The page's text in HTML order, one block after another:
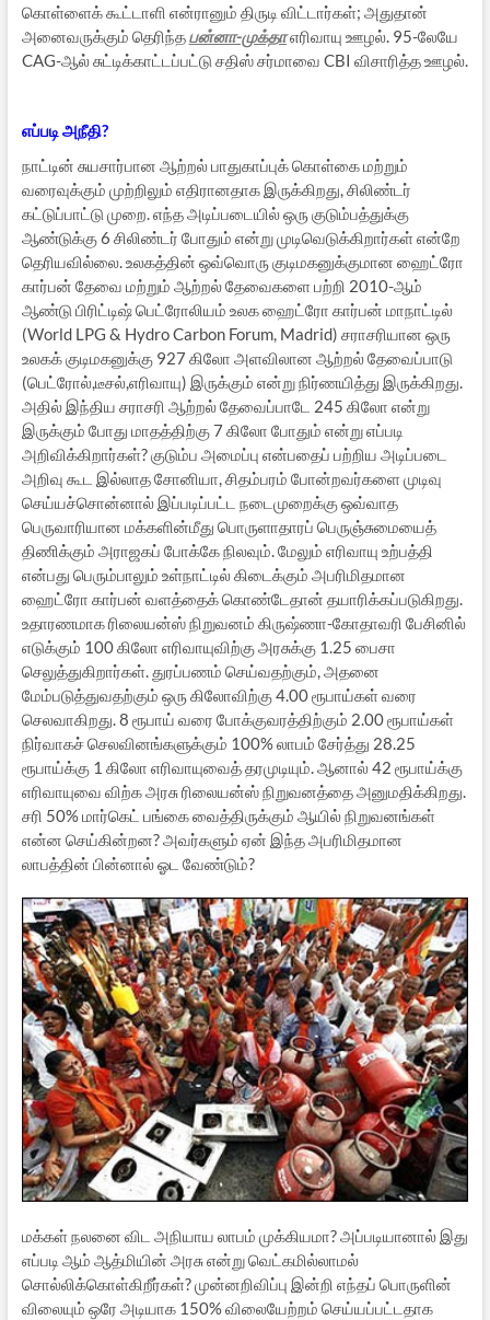
கொள்ளைக் கூட்டாளி என்ரானும் திருடி விட்டார்கள்; அதுதான்
அனைவருக்கும் தெரிந்தபன்னா-முக்தாஎரிவாயு ஊழல். 95-லேயே
CAG-ஆல் சுட்டிக்காட்டப்பட்டு சதிஸ் சர்மாவை CBI விசாரித்த ஊழல்.
எப்படி அநீதி?
நாட்டின் சுயசார்பான ஆற்றல் பாதுகாப்புக் கொள்கை மற்றும்
வரைவுக்கும் முற்றிலும் எதிரானதாக இருக்கிறது, சிலிண்டர்
கட்டுப்பாட்டு முறை. எந்த அடிப்படையில் ஒரு குடும்பத்துக்கு
ஆண்டுக்கு 6 சிலிண்டர் போதும் என்று முடிவெடுக்கிறார்கள் என்றே
தெரியவில்லை. உலகத்தின் ஒவ்வொரு குடிமகனுக்குமான ஹைட்ரோ
கார்பன் தேவை மற்றும் ஆற்றல் தேவைகளை பற்றி 2010-ஆம்
ஆண்டு பிரிட்டிஷ் பெட்ரோலியம் உலக ஹைட்ரோ கார்பன் மாநாட்டில்
(World LPG & Hydro Carbon Forum, Madrid) சராசரியான ஒரு
உலகக் குடிமகனுக்கு 927 கிலோ அளவிலான ஆற்றல் தேவைப்பாடு
(பெட்ரோல்,டீசல்,எரிவாயு) இருக்கும் என்று நிர்ணயித்து இருக்கிறது.
அதில் இந்திய சராசரி ஆற்றல் தேவைப்பாடே 245 கிலோ என்று
இருக்கும் போது மாதத்திற்கு 7 கிலோ போதும் என்று எப்படி
அறிவிக்கிறார்கள்? குடும்ப அமைப்பு என்பதைப் பற்றிய அடிப்படை
அறிவு கூட இல்லாத சோனியா, சிதம்பரம் போன்றவர்களை முடிவு
செய்யச்சொன்னால் இப்படிப்பட்ட நடைமுறைக்கு ஒவ்வாத
பெருவாரியான மக்களின்மீது பொருளாதாரப் பெருஞ்சுமையைத்
திணிக்கும் அராஜகப் போக்கே நிலவும். மேலும் எரிவாயு உற்பத்தி
என்பது பெரும்பாலும் உள்நாட்டில் கிடைக்கும் அபரிமிதமான
ஹைட்ரோ கார்பன் வளத்தைக் கொண்டேதான் தயாரிக்கப்படுகிறது.
உதாரணமாக ரிலையன்ஸ் நிறுவனம் கிருஷ்ணா-கோதாவரி பேசினில்
எடுக்கும் 100 கிலோ எரிவாயுவிற்கு அரசுக்கு 1.25 பைசா
செலுத்துகிறார்கள். துரப்பணம் செய்வதற்கும், அதனை
மேம்படுத்துவதற்கும் ஒரு கிலோவிற்கு 4.00 ரூபாய்கள் வரை
செலவாகிறது. 8 ரூபாய் வரை போக்குவரத்திற்கும் 2.00 ரூபாய்கள்
நிர்வாகச் செலவினங்களுக்கும் 100% லாபம் சேர்த்து 28.25
ரூபாய்க்கு 1 கிலோ எரிவாயுவைத் தரமுடியும். ஆனால் 42 ரூபாய்க்கு
எரிவாயுவை விற்க அரசு ரிலையன்ஸ் நிறுவனத்தை அனுமதிக்கிறது.
சரி 50% மார்கெட் பங்கை வைத்திருக்கும் ஆயில் நிறுவனங்கள்
என்ன செய்கின்றன? அவர்களும் ஏன் இந்த அபரிமிதமான
லாபத்தின் பின்னால் ஓட வேண்டும்?
மக்கள் நலனை விட அநியாய லாபம் முக்கியமா? அப்படியானால் இது
எப்படி ஆம் ஆத்மியின் அரசு என்று வெட்கமில்லாமல்
சொல்லிக்கொள்கிறீர்கள்? முன்னறிவிப்பு இன்றி எந்தப் பொருளின்
விலையும் ஒரே அடியாக 150% விலையேற்றம் செய்யப்பட்டதாக